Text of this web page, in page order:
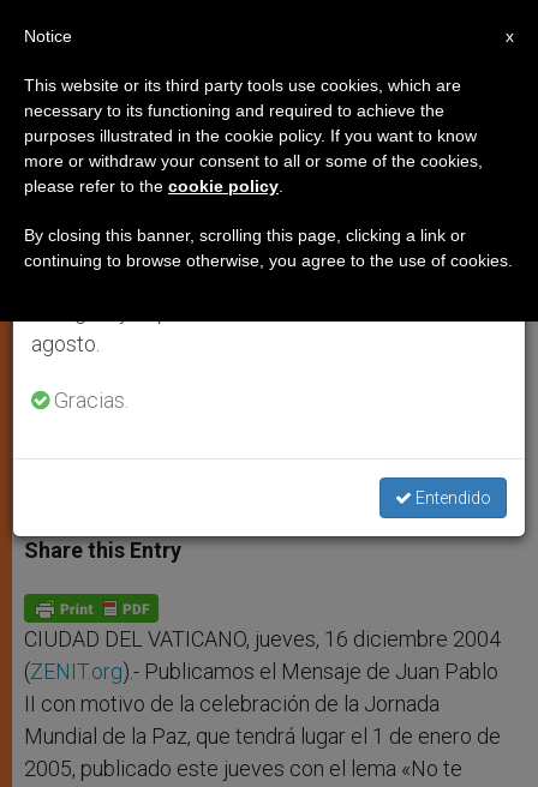
Mensaje del Papa para la
Jornada Mundial de la Paz
(2005)
« No te dejes vencer por el mal; antes
LOCAL
t
s
p
p
s
e
g
e
r
e
b
o
k
t r
Share this Entry
CIUDAD DEL VATICANO, jueves, 16 diciembre 2004
(ZENIT.org).- Publicamos el Mensaje de Juan Pablo
II con motivo de la celebración de la Jornada
Mundial de la Paz, que tendrá lugar el 1 de enero de
2005, publicado este jueves con el lema «No te
×
Aviso importante
Del 27 de julio al 7 de agosto haremos la pausa
anual, aprovechando que en el periodo de verano
se generan menos informaciones y también el
agosto.
Gracias.
Entendido
x
Notice
This website or its third party tools use cookies, which are
necessary to its functioning and required to achieve the
purposes illustrated in the cookie policy. If you want to know
more or withdraw your consent to all or some of the cookies,
please refer to the cookie policy
By closing this banner, scrolling this page, clicking a link or
continuing to browse otherwise, you agree to the use of cookies.